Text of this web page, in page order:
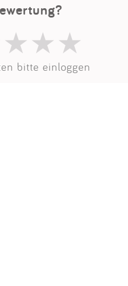
bitte einloggen